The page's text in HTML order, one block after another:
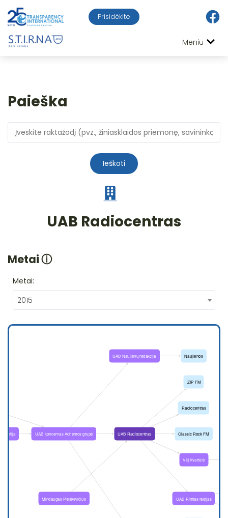
Prisidėkite
Meniu
Paieška
Ieškoti
UAB Radiocentras
Metaiⓘ
Metai:
2015